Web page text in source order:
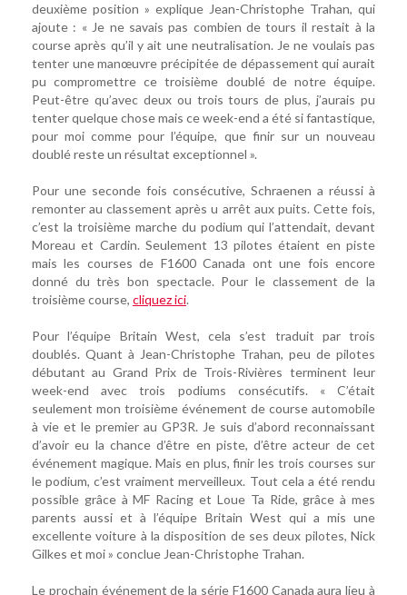
deuxième position » explique Jean-Christophe Trahan, qui
ajoute : « Je ne savais pas combien de tours il restait à la
course après qu’il y ait une neutralisation. Je ne voulais pas
tenter une manœuvre précipitée de dépassement qui aurait
pu compromettre ce troisième doublé de notre équipe.
Peut-être qu’avec deux ou trois tours de plus, j’aurais pu
tenter quelque chose mais ce week-end a été si fantastique,
pour moi comme pour l’équipe, que finir sur un nouveau
doublé reste un résultat exceptionnel ».
Pour une seconde fois consécutive, Schraenen a réussi à
remonter au classement après u arrêt aux puits. Cette fois,
c’est la troisième marche du podium qui l’attendait, devant
Moreau et Cardin. Seulement 13 pilotes étaient en piste
mais les courses de F1600 Canada ont une fois encore
donné du très bon spectacle. Pour le classement de la
troisième course, cliquez ici.
Pour l’équipe Britain West, cela s’est traduit par trois
doublés. Quant à Jean-Christophe Trahan, peu de pilotes
débutant au Grand Prix de Trois-Rivières terminent leur
week-end avec trois podiums consécutifs. « C’était
seulement mon troisième événement de course automobile
à vie et le premier au GP3R. Je suis d’abord reconnaissant
d’avoir eu la chance d’être en piste, d’être acteur de cet
événement magique. Mais en plus, finir les trois courses sur
le podium, c’est vraiment merveilleux. Tout cela a été rendu
possible grâce à MF Racing et Loue Ta Ride, grâce à mes
parents aussi et à l’équipe Britain West qui a mis une
excellente voiture à la disposition de ses deux pilotes, Nick
Gilkes et moi » conclue Jean-Christophe Trahan.
Le prochain événement de la série F1600 Canada aura lieu à